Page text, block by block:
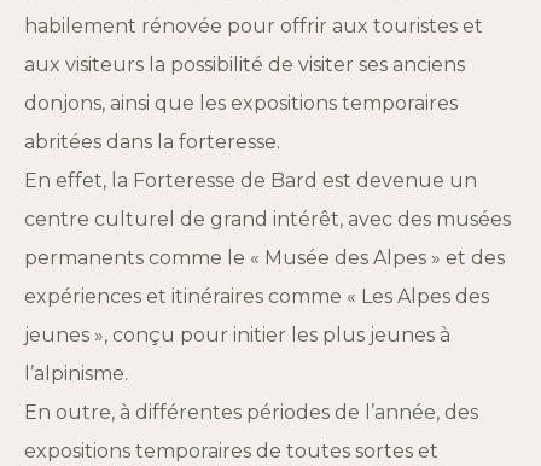
habilement rénovée pour offrir aux touristes et
aux visiteurs la possibilité de visiter ses anciens
donjons, ainsi que les expositions temporaires
abritées dans la forteresse.
En effet, la Forteresse de Bard est devenue un
centre culturel de grand intérêt, avec des musées
permanents comme le « Musée des Alpes » et des
expériences et itinéraires comme « Les Alpes des
jeunes », conçu pour initier les plus jeunes à
l’alpinisme.
En outre, à différentes périodes de l’année, des
expositions temporaires de toutes sortes et